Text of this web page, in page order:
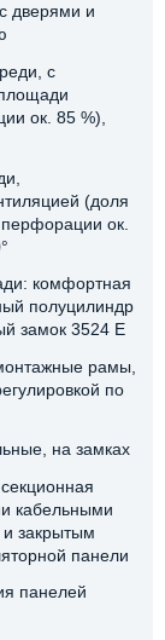
дверями и
с
ок. 85 %),
(доля
ок.
комфортная
полуцилиндр
замок 3524 E
рамы,
по
на замках
кабельными
и закрытым
панели
панелей